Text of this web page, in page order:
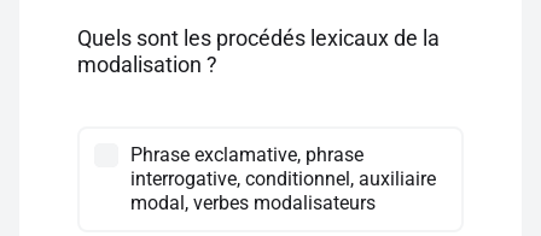
Quels sont les procédés lexicaux de la
modalisation ?
Phrase exclamative, phrase
interrogative, conditionnel, auxiliaire
modal, verbes modalisateurs